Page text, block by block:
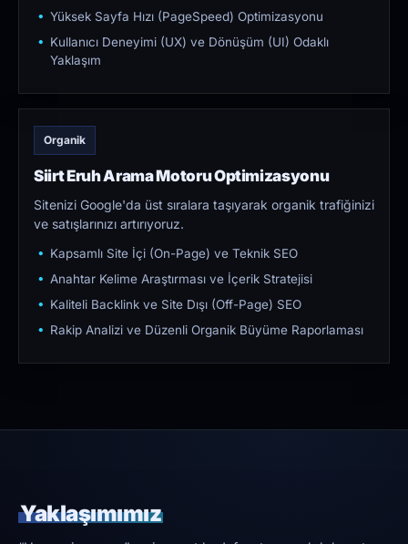
Yüksek Sayfa Hızı (PageSpeed) Optimizasyonu
Kullanıcı Deneyimi (UX) ve Dönüşüm (UI) Odaklı
Yaklaşım
Organik
Siirt Eruh Arama Motoru Optimizasyonu
Sitenizi Google'da üst sıralara taşıyarak organik trafiğinizi
ve satışlarınızı artırıyoruz.
Kapsamlı Site İçi (On-Page) ve Teknik SEO
Anahtar Kelime Araştırması ve İçerik Stratejisi
Kaliteli Backlink ve Site Dışı (Off-Page) SEO
Rakip Analizi ve Düzenli Organik Büyüme Raporlaması
Yaklaşımımız